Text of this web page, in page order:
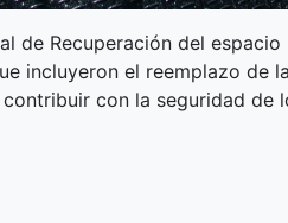
de Recuperación del
incluyeron el reemplazo de
con la seguridad de